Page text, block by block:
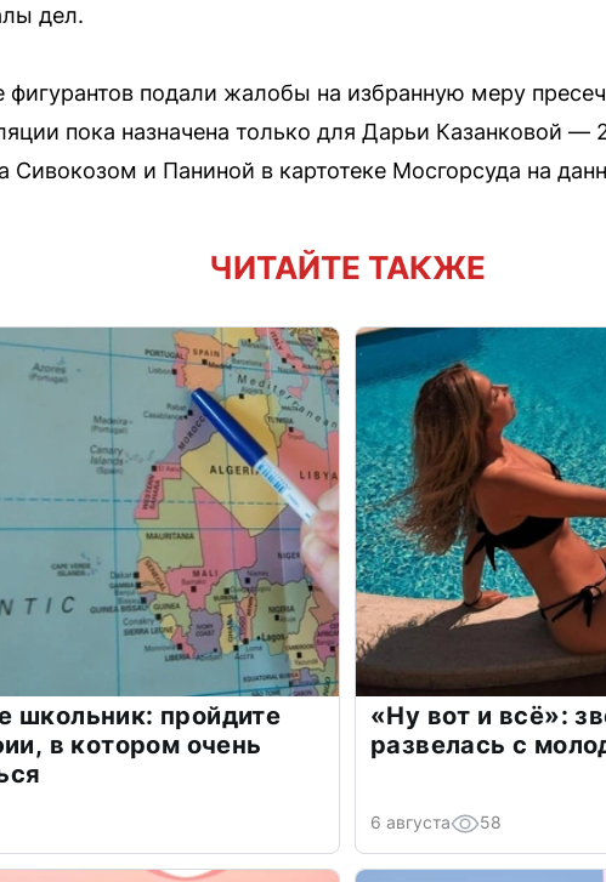
дел.
фигурантов подали жалобы на избранную меру
пока назначена только для Дарьи Казанковой —
Сивокозом и Паниной в картотеке Мосгорсуда на
ЧИТАЙТЕ ТАКЖЕ
школьник: пройдите
в котором очень
«Ну вот и всё»:
развелась с
6 августа 58